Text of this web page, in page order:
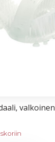
val­koi­nen